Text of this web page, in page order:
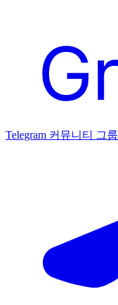
Telegram 커뮤니티 그룹